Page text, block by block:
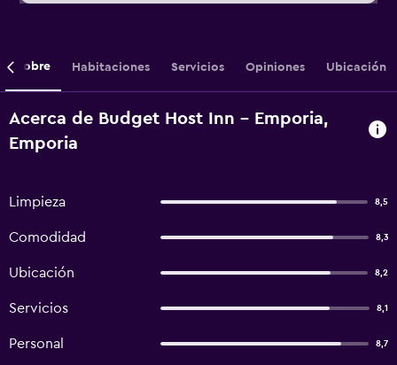
Sobre Habitaciones Servicios Opiniones Ubicación
Acerca de Budget Host Inn - Emporia,
Emporia
Limpieza 8,5
Comodidad 8,3
Ubicación 8,2
Servicios 8,1
Personal 8,7